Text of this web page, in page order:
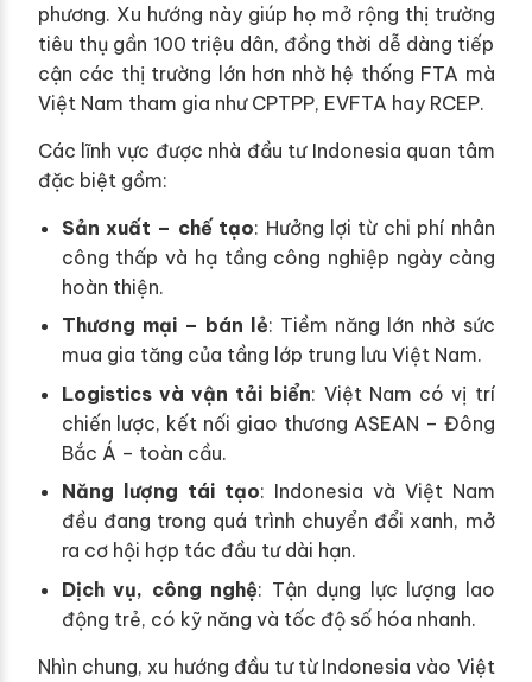
phương. Xu hướng này giúp họ mở rộng thị trường
tiêu thụ gần 100 triệu dân, đồng thời dễ dàng tiếp
cận các thị trường lớn hơn nhờ hệ thống FTA mà
Việt Nam tham gia như CPTPP, EVFTA hay RCEP.
Các lĩnh vực được nhà đầu tư Indonesia quan tâm
đặc biệt gồm:
Sản xuất – chế tạo: Hưởng lợi từ chi phí nhân
công thấp và hạ tầng công nghiệp ngày càng
hoàn thiện.
Thương mại – bán lẻ: Tiềm năng lớn nhờ sức
mua gia tăng của tầng lớp trung lưu Việt Nam.
Logistics và vận tải biển: Việt Nam có vị trí
chiến lược, kết nối giao thương ASEAN – Đông
Bắc Á – toàn cầu.
Năng lượng tái tạo: Indonesia và Việt Nam
đều đang trong quá trình chuyển đổi xanh, mở
ra cơ hội hợp tác đầu tư dài hạn.
Dịch vụ, công nghệ: Tận dụng lực lượng lao
động trẻ, có kỹ năng và tốc độ số hóa nhanh.
Nhìn chung, xu hướng đầu tư từ Indonesia vào Việt